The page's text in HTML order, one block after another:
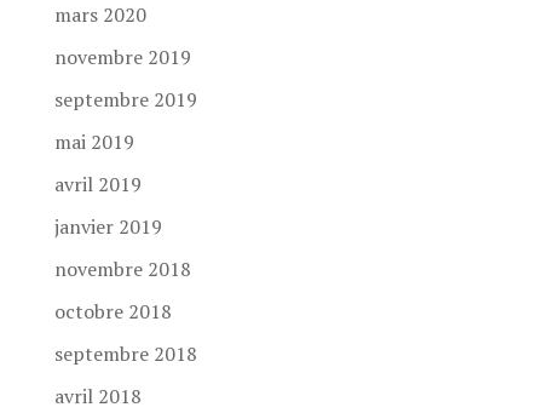
mars 2020
novembre 2019
septembre 2019
mai 2019
avril 2019
janvier 2019
novembre 2018
octobre 2018
septembre 2018
avril 2018